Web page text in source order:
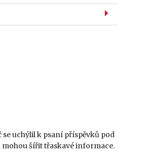
uchýlil k psaní příspěvků pod
šířit třaskavé informace.